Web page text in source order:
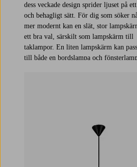
dess veckade design sprider ljuset på
och behagligt sätt. För dig som söker
mer modernt kan en slät, stor
ett bra val, särskilt som lampskärm till
taklampor. En liten lampskärm kan
till både en bordslampa och